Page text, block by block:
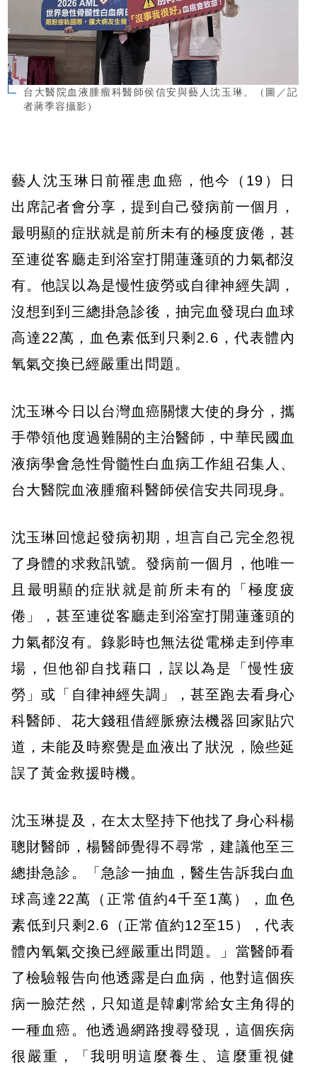
台大醫院血液腫瘤科醫師侯信安與藝人沈玉琳。（圖／記
者蔣季容攝影）
藝人沈玉琳日前罹患血癌，他今（19）日
出席記者會分享，提到自己發病前一個月，
最明顯的症狀就是前所未有的極度疲倦，甚
至連從客廳走到浴室打開蓮蓬頭的力氣都沒
有。他誤以為是慢性疲勞或自律神經失調，
沒想到到三總掛急診後，抽完血發現白血球
高達22萬，血色素低到只剩2.6，代表體內
氧氣交換已經嚴重出問題。
沈玉琳今日以台灣血癌關懷大使的身分，攜
手帶領他度過難關的主治醫師，中華民國血
液病學會急性骨髓性白血病工作組召集人、
台大醫院血液腫瘤科醫師侯信安共同現身。
沈玉琳回憶起發病初期，坦言自己完全忽視
了身體的求救訊號。發病前一個月，他唯一
且最明顯的症狀就是前所未有的「極度疲
倦」，甚至連從客廳走到浴室打開蓮蓬頭的
力氣都沒有。錄影時也無法從電梯走到停車
場，但他卻自找藉口，誤以為是「慢性疲
勞」或「自律神經失調」，甚至跑去看身心
科醫師、花大錢租借經脈療法機器回家貼穴
道，未能及時察覺是血液出了狀況，險些延
誤了黃金救援時機。
沈玉琳提及，在太太堅持下他找了身心科楊
聰財醫師，楊醫師覺得不尋常，建議他至三
總掛急診。「急診一抽血，醫生告訴我白血
球高達22萬（正常值約4千至1萬），血色
素低到只剩2.6（正常值約12至15），代表
體內氧氣交換已經嚴重出問題。」當醫師看
了檢驗報告向他透露是白血病，他對這個疾
病一臉茫然，只知道是韓劇常給女主角得的
一種血癌。他透過網路搜尋發現，這個疾病
很嚴重，「我明明這麼養生、這麼重視健